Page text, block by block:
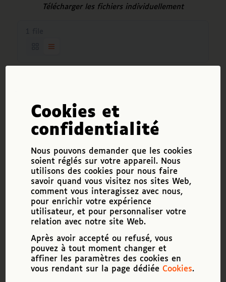
Cookies et
confidentialité
Nous pouvons demander que les cookies
soient réglés sur votre appareil. Nous
utilisons des cookies pour nous faire
savoir quand vous visitez nos sites Web,
comment vous interagissez avec nous,
pour enrichir votre expérience
utilisateur, et pour personnaliser votre
relation avec notre site Web.
Après avoir accepté ou refusé, vous
pouvez à tout moment changer et
affiner les paramètres des cookies en
vous rendant sur la page dédiée Cookies.
Télécharger les fichiers individuellement
Téléchargements 5946
Taille du fichier 42,6 Mo
Date de création 20 octobre 2021
Dernière mise à jour 27 décembre 2021